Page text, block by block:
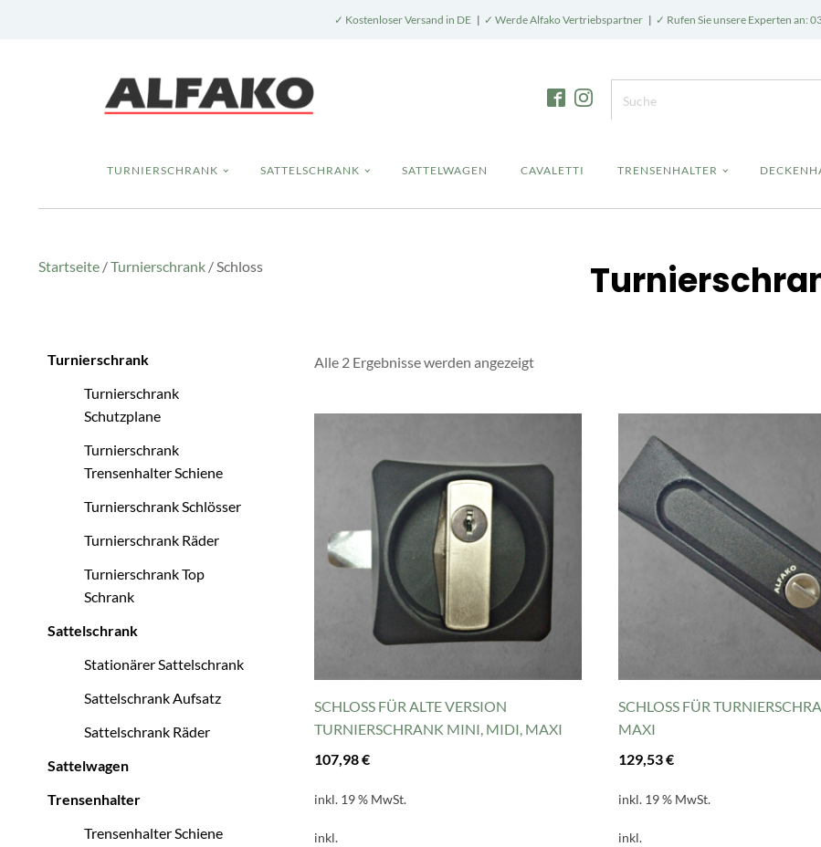
✓ Kostenloser Versand in DE | ✓ Werde Alfako Vertriebspartner | ✓ Rufen Sie unsere Experten an:
TURNIERSCHRANK SATTELSCHRANK SATTELWAGEN CAVALETTI TRENSENHALTER
Startseite /Turnierschrank / Schloss
Turnierschrank
Turnierschrank
Schutzplane
Turnierschrank
Trensenhalter Schiene
Turnierschrank Schlösser
Turnierschrank Räder
Turnierschrank Top
Schrank
Sattelschrank
Stationärer Sattelschrank
Sattelschrank Aufsatz
Sattelschrank Räder
Sattelwagen
Trensenhalter
Trensenhalter Schiene
Alle 2 Ergebnisse werden angezeigt
SCHLOSS FÜR ALTE VERSION
TURNIERSCHRANK MINI, MIDI, MAXI
107,98€
inkl. 19 % MwSt.
inkl.
SCHLOSS FÜR
MAXI
129,53€
inkl. 19 % MwSt.
inkl.